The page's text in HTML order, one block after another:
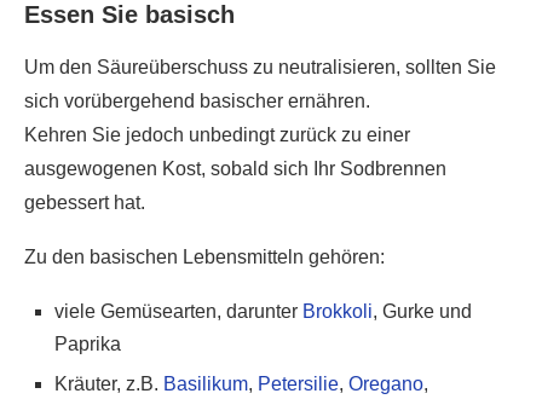
Essen Sie basisch
Um den Säureüberschuss zu neutralisieren, sollten Sie
sich vorübergehend basischer ernähren.
Kehren Sie jedoch unbedingt zurück zu einer
ausgewogenen Kost, sobald sich Ihr Sodbrennen
gebessert hat.
Zu den basischen Lebensmitteln gehören:
viele Gemüsearten, darunter Brokkoli, Gurke und
Paprika
Kräuter, z.B. Basilikum, Petersilie, Oregano,